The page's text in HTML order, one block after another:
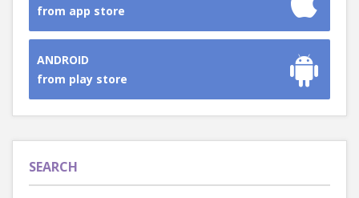
from app store
ANDROID
from play store
SEARCH